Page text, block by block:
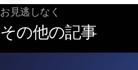
お見逃しなく
その他の記事